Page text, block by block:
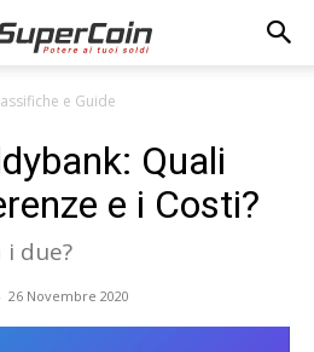
e Guide
Quali
e i Costi?
i due?
26 Novembre 2020